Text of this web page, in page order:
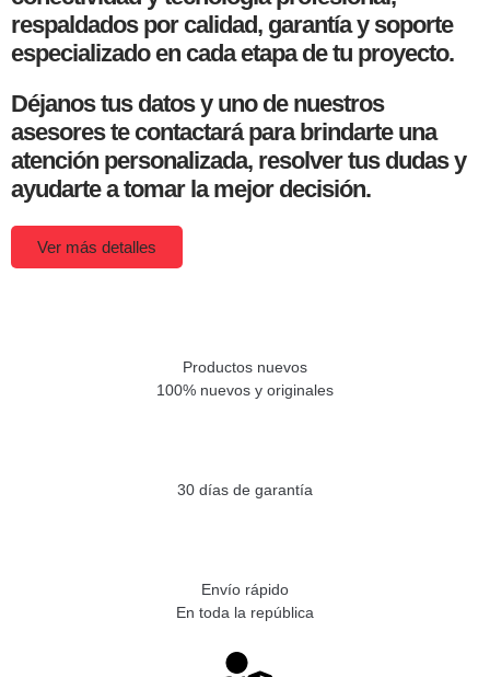
respaldados por calidad, garantía y soporte
especializado en cada etapa de tu proyecto.
Déjanos tus datos y uno de nuestros
asesores te contactará para brindarte una
atención personalizada, resolver tus dudas y
ayudarte a tomar la mejor decisión.
Ver más detalles
Productos nuevos
100% nuevos y originales
30 días de garantía
Envío rápido
En toda la república